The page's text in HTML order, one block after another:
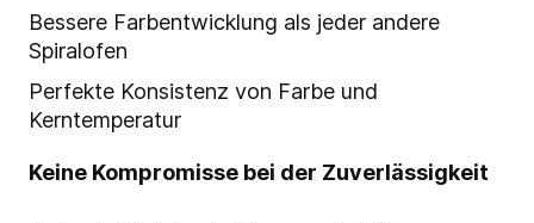
Bessere Farbentwicklung als jeder andere
Spiralofen
Perfekte Konsistenz von Farbe und
Kerntemperatur
Keine Kompromisse bei der Zuverlässigkeit